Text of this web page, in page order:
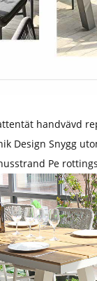
handvävd
Design Snygg
Pe